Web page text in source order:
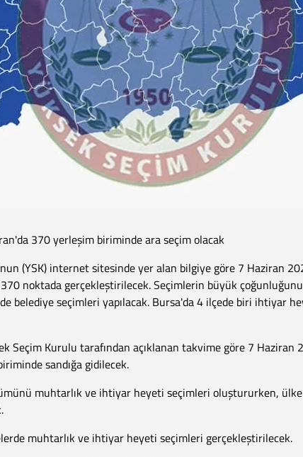
370 yerleşim biriminde ara seçim olacak
(YSK) internet sitesinde yer alan bilgiye göre 7 Haziran
noktada gerçekleştirilecek. Seçimlerin büyük
belediye seçimleri yapılacak. Bursa'da 4 ilçede biri ihtiyar
Seçim Kurulu tarafından açıklanan takvime göre 7
sandığa gidilecek.
muhtarlık ve ihtiyar heyeti seçimleri oluştururken,
muhtarlık ve ihtiyar heyeti seçimleri gerçekleştirilecek.